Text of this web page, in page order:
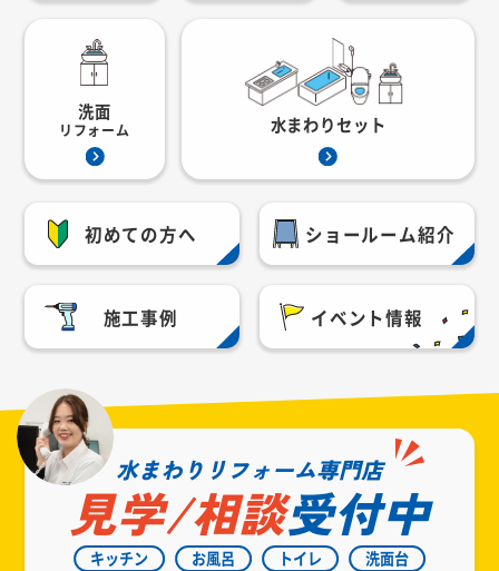
洗面
リフォーム 水まわりセット
初めての方へ ショールーム紹介
施工事例 イベント情報
水まわりリフォーム専門店
見学/相談受付中
キッチン お風呂 トイレ 洗面台